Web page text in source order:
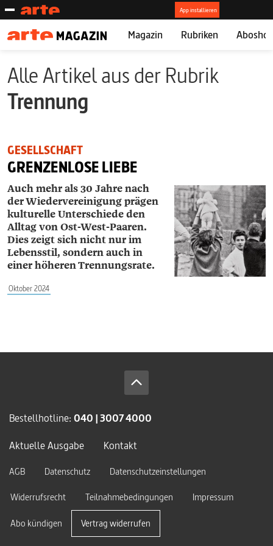
Magazin Rubriken
Alle Artikel aus der Rubrik
Trennung
GESELLSCHAFT
GRENZENLOSE LIEBE
Auch mehr als 30 Jahre nach
der Wiedervereinigung prägen
kulturelle Unterschiede den
Alltag von Ost-West-Paaren.
Dies zeigt sich nicht nur im
Lebensstil, sondern auch in
einer höheren Trennungsrate.
Oktober 2024
Bestellhotline: 040 | 3007 4000
Aktuelle Ausgabe
Kontakt
AGB Datenschutz
Datenschutzeinstellungen
Widerrufsrecht
Teilnahmebedingungen Impressum
Abo kündigen Vertrag widerrufen